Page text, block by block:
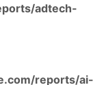
adtech-
reports/ai-